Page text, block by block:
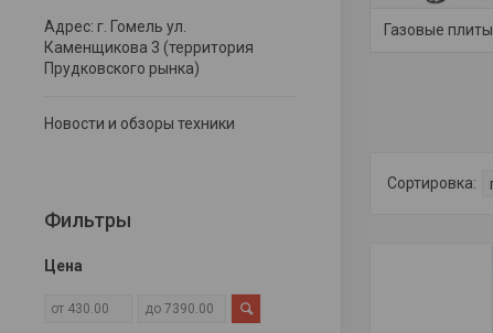
Адрес: г. Гомель ул.
Каменщикова 3 (территория
Прудковского рынка)
Новости и обзоры техники
Фильтры
Цена
Газовые плиты